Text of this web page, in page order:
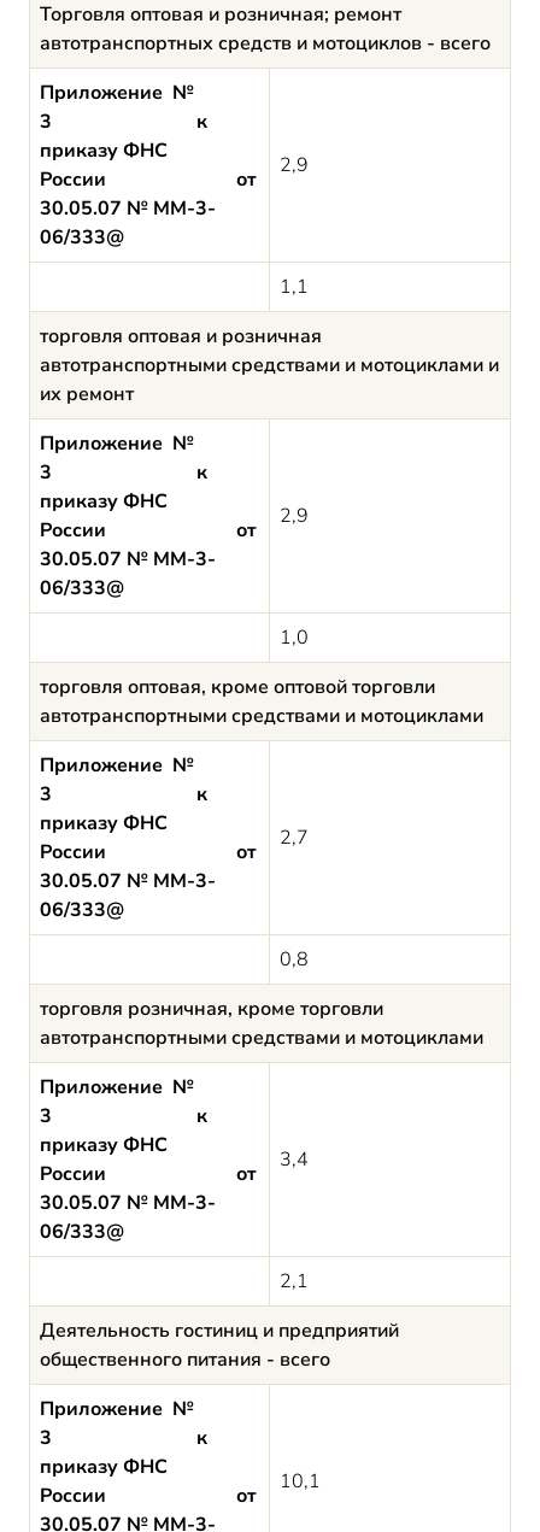
Торговля оптовая и розничная; ремонт
автотранспортных средств и мотоциклов - всего
Приложение №
3 к
приказу ФНС
России от
30.05.07 № ММ-3-
06/333@
2,9
1,1
торговля оптовая и розничная
автотранспортными средствами и мотоциклами и
их ремонт
Приложение №
3 к
приказу ФНС
России от
30.05.07 № ММ-3-
06/333@
2,9
1,0
торговля оптовая, кроме оптовой торговли
автотранспортными средствами и мотоциклами
Приложение №
3 к
приказу ФНС
России от
30.05.07 № ММ-3-
06/333@
2,7
0,8
торговля розничная, кроме торговли
автотранспортными средствами и мотоциклами
Приложение №
3 к
приказу ФНС
России от
30.05.07 № ММ-3-
06/333@
3,4
2,1
Деятельность гостиниц и предприятий
общественного питания - всего
Приложение №
3 к
приказу ФНС
России от
30.05.07 № ММ-3-
10,1